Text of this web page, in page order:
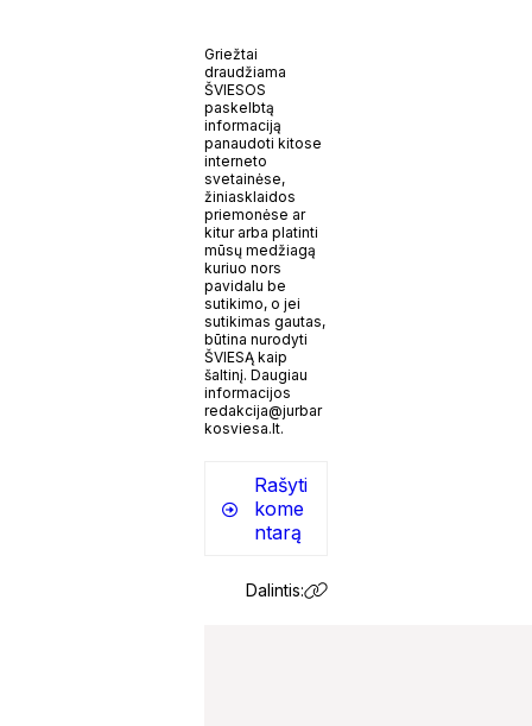
Griežtai
draudžiama
ŠVIESOS
paskelbtą
informaciją
panaudoti kitose
interneto
svetainėse,
žiniasklaidos
priemonėse ar
kitur arba platinti
mūsų medžiagą
kuriuo nors
pavidalu be
sutikimo, o jei
sutikimas gautas,
būtina nurodyti
ŠVIESĄ kaip
šaltinį. Daugiau
informacijos
redakcija@jurbar
kosviesa.lt.
Rašyti
kome
ntarą
Dalintis: